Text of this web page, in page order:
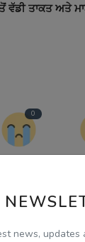
news,
ਵੱਡੀ ਤਾਕਤ ਅਤੇ
0